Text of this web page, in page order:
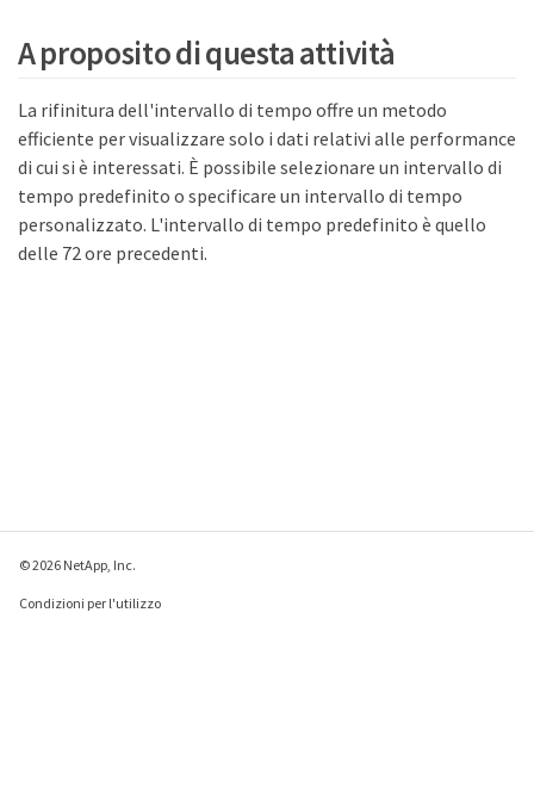
A proposito di questa attività
La rifinitura dell'intervallo di tempo offre un metodo
efficiente per visualizzare solo i dati relativi alle performance
di cui si è interessati. È possibile selezionare un intervallo di
tempo predefinito o specificare un intervallo di tempo
personalizzato. L'intervallo di tempo predefinito è quello
delle 72 ore precedenti.
© 2026 NetApp, Inc.
Condizioni per l'utilizzo